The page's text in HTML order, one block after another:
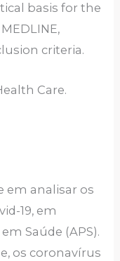
basis for the
criteria.
Care.
em analisar os
19, em
Saúde (APS).
os coronavírus